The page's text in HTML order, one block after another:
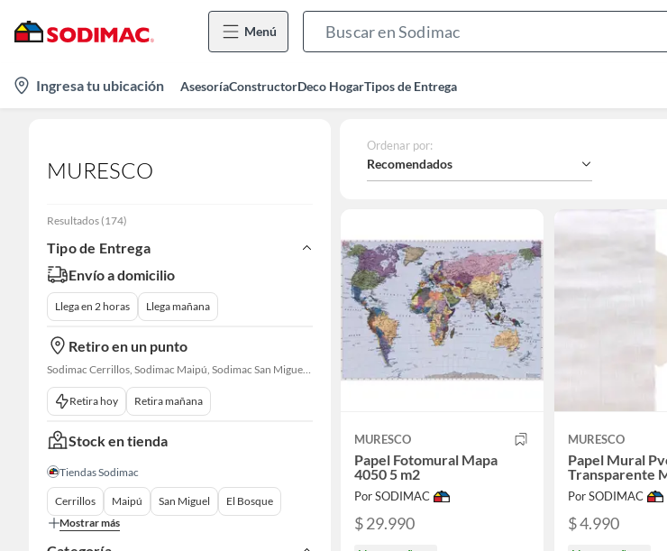
Menú
Bar
location-
icon
Ingresa tu ubicación AsesoríaConstructorDeco HogarTipos de Entrega
MURESCO
Resultados (174)
Tipo de Entrega
Envío a domicilio
Llega en 2 horas Llega mañana
Retiro en un punto
Sodimac Cerrillos, Sodimac Maipú, Sodimac San Miguel, Sodimac El Bosque, Sodimac San Bernardo, Sodimac Talagante
Retira hoy Retira mañana
Stock en tienda
Tiendas Sodimac
Cerrillos Maipú San Miguel
El Bosque
Mostrar más
Ordenar por:
Recomendados
MURESCO
Papel Fotomural Mapa
4050 5 m2
Por SODIMAC
$ 29.990
MURESCO
Papel Mural
Transparente
Por SODIMAC
$ 4.990